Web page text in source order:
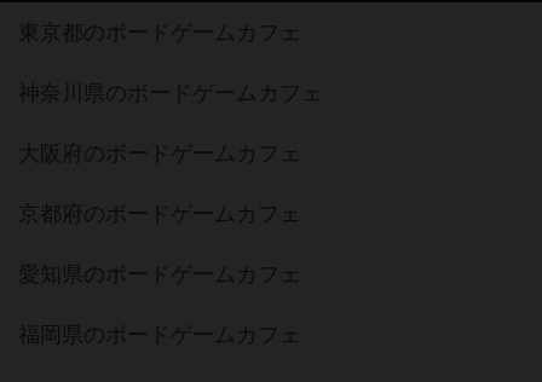
東京都のボードゲームカフェ
神奈川県のボードゲームカフェ
大阪府のボードゲームカフェ
京都府のボードゲームカフェ
愛知県のボードゲームカフェ
福岡県のボードゲームカフェ